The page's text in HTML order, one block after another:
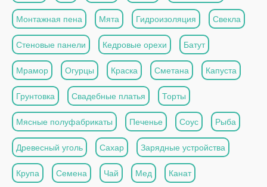
Монтажная пена Мята Гидроизоляция Свекла
Стеновые панели Кедровые орехи Батут
Мрамор Огурцы Краска Сметана Капуста
Грунтовка Свадебные платья Торты
Мясные полуфабрикаты Печенье Соус Рыба
Древесный уголь Сахар Зарядные устройства
Крупа Семена Чай Мед Канат